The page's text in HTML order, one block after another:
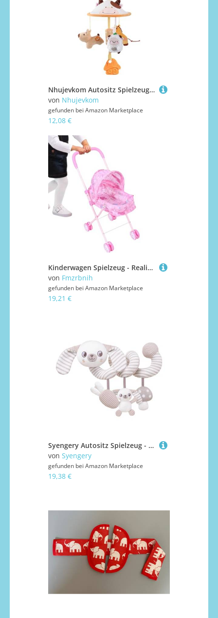
Nhujevkom Autositz Spielzeug Für Babys | Bewegliches Spielzeug Mit Musik Für Kleinkinder,Kinderwagen Zubehör Reisebegleiter Für Kleinkinder Kinder Mädchen
von Nhujevkom
gefunden bei Amazon Marketplace
12,08 €
Kinderwagen Spielzeug - Realistischer Kinderwagen Mit Sonnenschutz | Rollenspiel Klappbarer Schiebewagen,Für Mädchen Rollenspiel Haus Party Geburtstag
von Fmzrbnih
gefunden bei Amazon Marketplace
19,21 €
Syengery Autositz Spielzeug - Spiral Kinderwagen Spielzeug | Tierische Zubehöre Für Reise Kinderbett Outdoor Lange Autofahrten Parkspiele
von Syengery
gefunden bei Amazon Marketplace
19,38 €